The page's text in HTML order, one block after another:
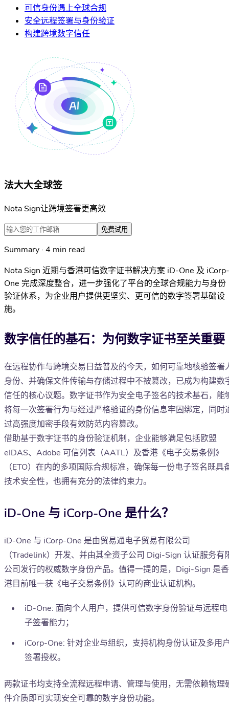
可信身份遇上全球合规
安全远程签署与身份验证
构建跨境数字信任
法大大全球签
Nota Sign让跨境签署更高效
免费试用
Summary · 4 min read
Nota Sign 近期与香港可信数字证书解决方案 iD-One 及 iCorp-
One 完成深度整合，进一步强化了平台的全球合规能力与身份
验证体系，为企业用户提供更坚实、更可信的数字签署基础设
施。
数字信任的基石：为何数字证书至关重要
在远程协作与跨境交易日益普及的今天，如何可靠地核验签署
身份、并确保文件传输与存储过程中不被篡改，已成为构建数
信任的核心议题。数字证书作为安全电子签名的技术基石，能
将每一次签署行为与经过严格验证的身份信息牢固绑定，同时
过高强度加密手段有效防范内容篡改。
借助基于数字证书的身份验证机制，企业能够满足包括欧盟
eIDAS、Adobe 可信列表（AATL）及香港《电子交易条例》
（ETO）在内的多项国际合规标准，确保每一份电子签名既具
技术安全性，也拥有充分的法律约束力。
iD-One 与 iCorp-One 是什么？
iD-One 与 iCorp-One 是由贸易通电子贸易有限公司
（Tradelink）开发、并由其全资子公司 Digi-Sign 认证服务有
公司发行的权威数字身份产品。值得一提的是，Digi-Sign 是香
港目前唯一获《电子交易条例》认可的商业认证机构。
iD-One: 面向个人用户，提供可信数字身份验证与远程电
子签署能力；
iCorp-One: 针对企业与组织，支持机构身份认证及多用
签署授权。
两款证书均支持全流程远程申请、管理与使用，无需依赖物理
件介质即可实现安全可靠的数字身份功能。